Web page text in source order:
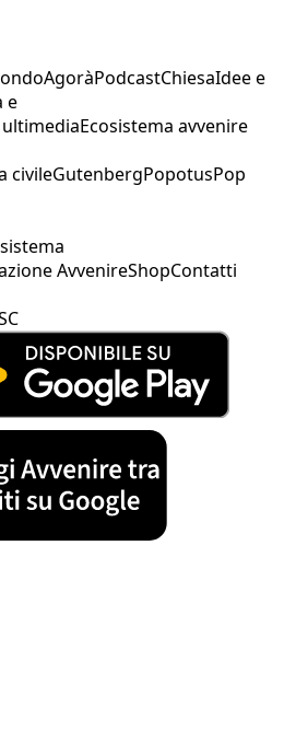
AgoràPodcastChiesaIdee e
e
Ecosistema avvenire
civileGutenbergPopotusPop
AvvenireShopContatti